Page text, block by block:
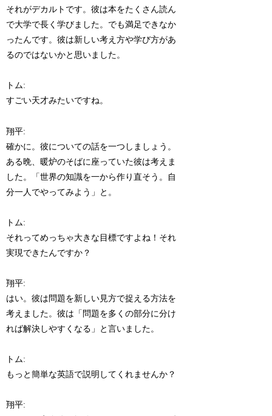
それがデカルトです。彼は本をたくさん読ん
で大学で長く学びました。でも満足できなか
ったんです。彼は新しい考え方や学び方があ
るのではないかと思いました。
トム:
すごい天才みたいですね。
翔平:
確かに。彼についての話を一つしましょう。
ある晩、暖炉のそばに座っていた彼は考えま
した。「世界の知識を一から作り直そう。自
分一人でやってみよう」と。
トム:
それってめっちゃ大きな目標ですよね！それ
実現できたんですか？
翔平:
はい。彼は問題を新しい見方で捉える方法を
考えました。彼は「問題を多くの部分に分け
れば解決しやすくなる」と言いました。
トム:
もっと簡単な英語で説明してくれませんか？
翔平: